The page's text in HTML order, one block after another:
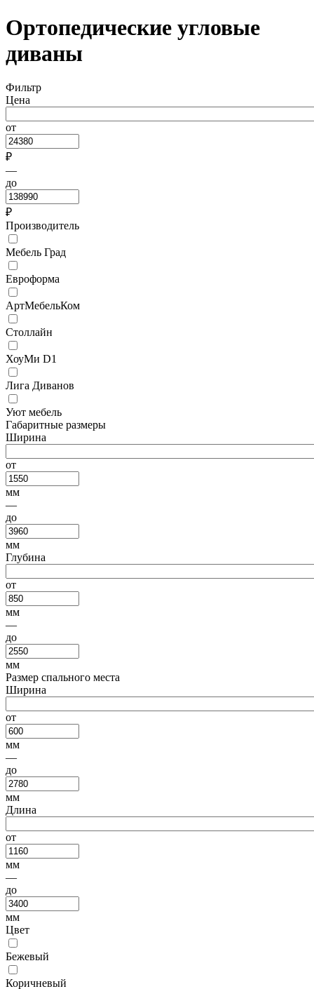
Ортопедические угловые
диваны
Фильтр
Цена
от
₽
—
до
₽
Производитель
Мебель Град
Евроформа
АртМебельКом
Столлайн
ХоуМи D1
Лига Диванов
Уют мебель
Габаритные размеры
Ширина
от
мм
—
до
мм
Глубина
от
мм
—
до
мм
Размер спального места
Ширина
от
мм
—
до
мм
Длина
от
мм
—
до
мм
Цвет
Бежевый
Коричневый